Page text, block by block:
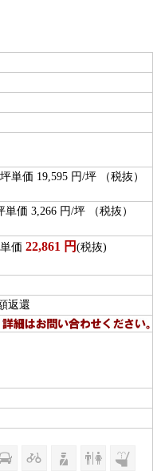
単価 19,595 円/坪 （税抜）
価 3,266 円/坪 （税抜）
価 22,861 円 (税抜)
返還